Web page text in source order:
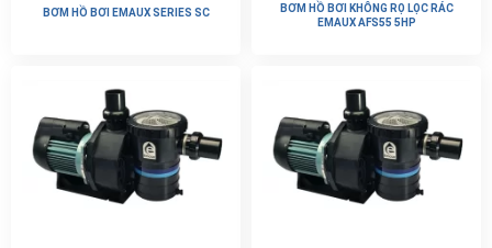
BƠM HỒ BƠI EMAUX SERIES SC
BƠM HỒ BƠI KHÔNG RỌ LỌC RÁC
EMAUX AFS55 5HP